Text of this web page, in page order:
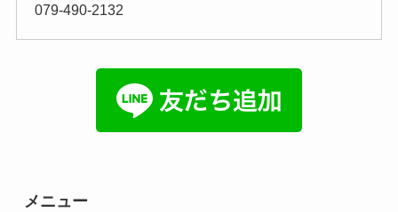
079-490-2132
メニュー